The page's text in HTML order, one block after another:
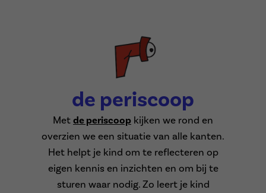
de periscoop
Met de periscoop kijken we rond en
overzien we een situatie van alle kanten.
Het helpt je kind om te reflecteren op
eigen kennis en inzichten en om bij te
sturen waar nodig. Zo leert je kind